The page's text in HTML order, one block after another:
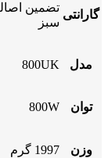
گارانتی
تضمین
سبز
مدل 800UK
توان 800W
وزن 1997 گرم